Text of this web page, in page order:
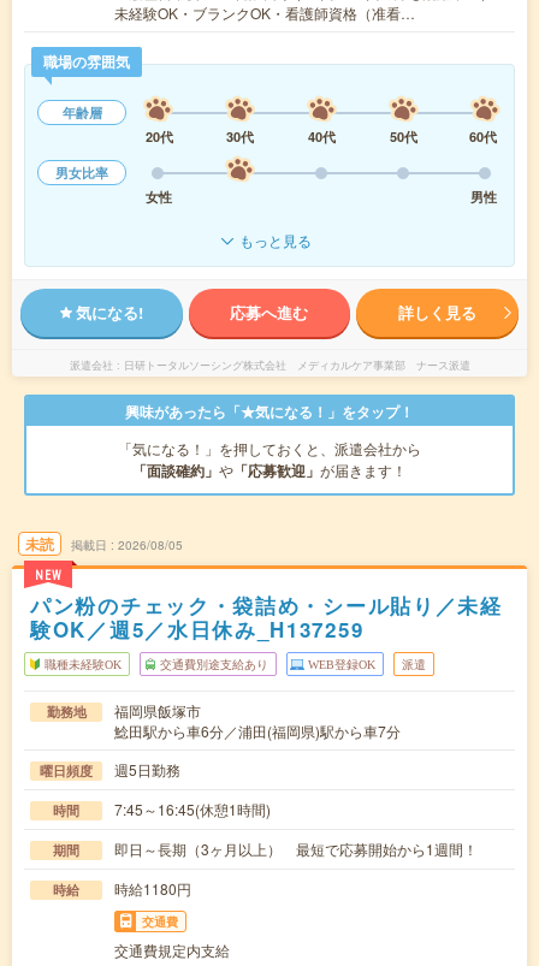
未経験OK・ブランクOK・看護師資格（准看…
職場の雰囲気
年齢層
20代
30代 40代 50代
60代
男女比率
女性
男性
もっと見る
気になる! 応募へ進む 詳しく見る
派遣会社 日研トータルソーシング株式会社 メディカルケア事業部 ナース派遣
興味があったら「★気になる！」をタップ！
「気になる！」を押しておくと、派遣会社から
「面談確約」 や 「応募歓迎」 が届きます！
未読
NEW
掲載日 2026/08/05
パン粉のチェック・袋詰め・シール貼り／未経
験OK／週5／水日休み_H137259
職種未経験OK 交通費別途支給あり WEB登録OK 派遣
勤務地
福岡県飯塚市
鯰田駅から車6分／浦田(福岡県)駅から車7分
曜日頻度 週5日勤務
時間 7:45～16:45(休憩1時間)
期間 即日～長期（3ヶ月以上） 最短で応募開始から1週間！
時給 時給1180円
交通費
交通費規定内支給